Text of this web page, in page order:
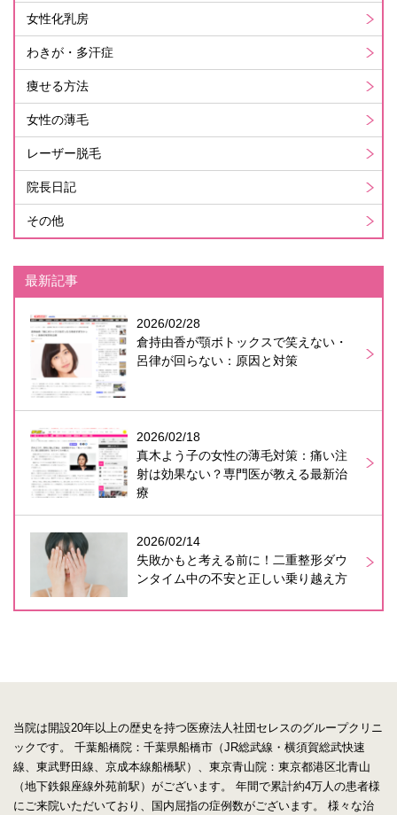
女性化乳房
わきが・多汗症
痩せる方法
女性の薄毛
レーザー脱毛
院長日記
その他
最新記事
2026/02/28
倉持由香が顎ボトックスで笑えない・
呂律が回らない：原因と対策
2026/02/18
真木よう子の女性の薄毛対策：痛い注
射は効果ない？専門医が教える最新治
療
2026/02/14
失敗かもと考える前に！二重整形ダウ
ンタイム中の不安と正しい乗り越え方
当院は開設20年以上の歴史を持つ医療法人社団セレスのグループクリニ
ックです。
千葉船橋院：千葉県船橋市（JR総武線・横須賀総武快速
線、東武野田線、京成本線船橋駅）、東京青山院：東京都港区北青山
（地下鉄銀座線外苑前駅）がございます。
年間で累計約4万人の患者様
にご来院いただいており、国内屈指の症例数がございます。
様々な治